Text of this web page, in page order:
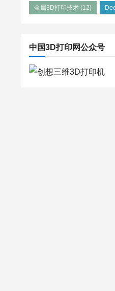
金属3D打印技术 (12)
中国3D打印网公众号